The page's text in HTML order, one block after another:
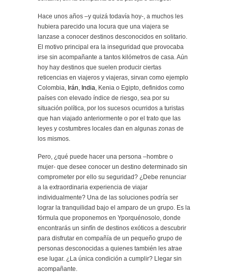
Hace unos años –y quizá todavía hoy-, a muchos les
hubiera parecido una locura que una viajera se
lanzase a conocer destinos desconocidos en solitario.
El motivo principal era la inseguridad que provocaba
irse sin acompañante a tantos kilómetros de casa. Aún
hoy hay destinos que suelen producir ciertas
reticencias en viajeros y viajeras, sirvan como ejemplo
Colombia, Irán, India, Kenia o Egipto, definidos como
países con elevado índice de riesgo, sea por su
situación política, por los sucesos ocurridos a turistas
que han viajado anteriormente o por el trato que las
leyes y costumbres locales dan en algunas zonas de
los mismos.
Pero, ¿qué puede hacer una persona –hombre o
mujer- que desee conocer un destino determinado sin
comprometer por ello su seguridad? ¿Debe renunciar
a la extraordinaria experiencia de viajar
individualmente? Una de las soluciones podría ser
lograr la tranquilidad bajo el amparo de un grupo. Es la
fórmula que proponemos en Yporquénosolo, donde
encontrarás un sinfín de destinos exóticos a descubrir
para disfrutar en compañía de un pequeño grupo de
personas desconocidas a quienes también les atrae
ese lugar. ¿La única condición a cumplir? Llegar sin
acompañante.